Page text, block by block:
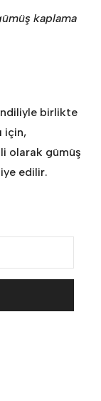
kaplama
birlikte
için,
olarak gümüş
edilir.